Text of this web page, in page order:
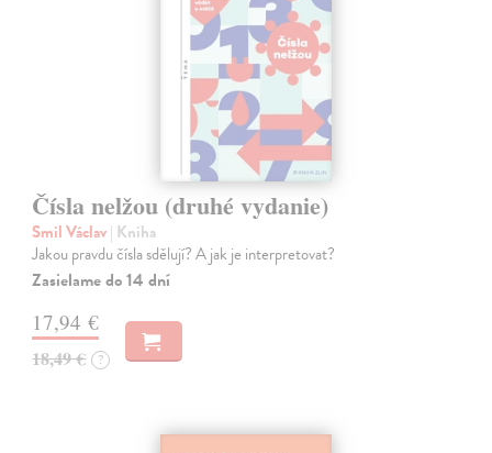
Čísla nelžou (druhé vydanie)
Smil Václav| Kniha
Jakou pravdu čísla sdělují? A jak je interpretovat?
Zasielame do 14 dní
17,94 €
18,49 € ?